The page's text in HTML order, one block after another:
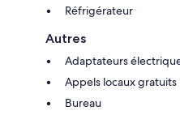
Réfrigérateur
Autres
Adaptateurs
Appels locaux gratuits
Bureau